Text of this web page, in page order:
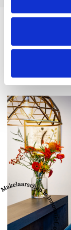
nodigen u van harte
eenvoudig een
Terug
Team